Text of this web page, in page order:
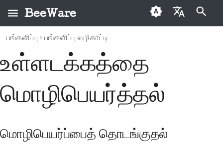
BeeWare
Dansk
Español
தேடலைத் தொடங்க தட்டச்சு செய்யவும்
BeeWare என்றால்
என்ன?
தேனீக் குழு
வரலாறு மற்றும் தத்துவம்
வெற்றிக் கதைகள்
BeeWare சமூக நடத்தை
விதிமுறைகள்
ஆளுகை
வாடகைக்குக்
மொழிபெயர்ப்பைத்
தொடங்குதல்
புதிய மொழிபெயர்ப்பைச்
சேர்த்தல்
உள்ளமைவுக் கோப்பு
காப்பகம் 2026
2025
2024
2022
Buzz
Events
Resources
பங்களிப்பு பங்களிப்பு வழிகாட்டி
உள்ளடக்கத்தை
மொழிபெயர்த்தல்
மொழிபெயர்ப்பைத் தொடங்குதல்